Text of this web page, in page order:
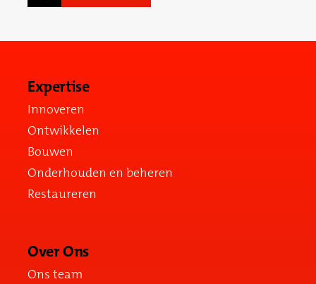
Expertise
Innoveren
Ontwikkelen
Bouwen
Onderhouden en beheren
Restaureren
Over Ons
Ons team